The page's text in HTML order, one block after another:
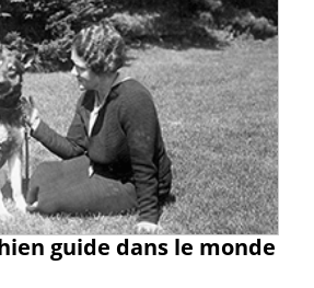
guide dans le monde